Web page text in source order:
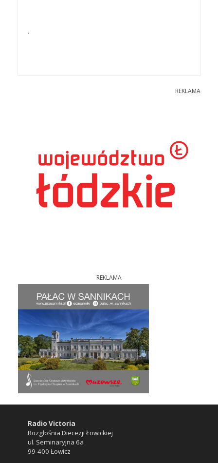
.
REKLAMA
REKLAMA
Radio Victoria
Rozgłośnia Diecezji Łowickiej
ul. Seminaryjna 6a
99-400 Łowicz